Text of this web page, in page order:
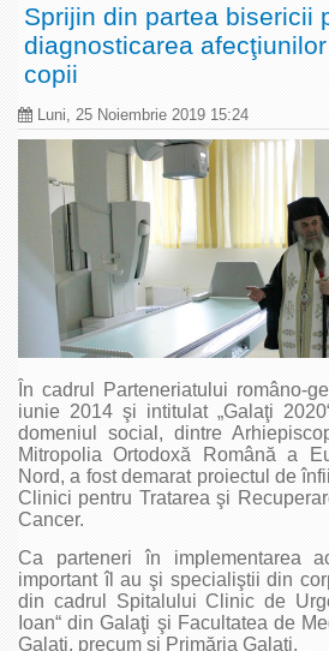
Sprijin din partea bisericii
diagnosticarea
copii
Luni, 25 Noiembrie 2019 15:24
În cadrul Parteneriatului româno-
iunie 2014 şi intitulat „Galaţi
domeniul social, dintre
Mitropolia Ortodoxă Română a
Nord, a fost demarat proiectul de
Clinici pentru Tratarea şi
Cancer.
Ca parteneri în implementarea
important îl au şi specialiştii din
din cadrul Spitalului Clinic de
Ioan“ din Galaţi şi Facultatea de
Galaţi, precum şi Primăria Galaţi.